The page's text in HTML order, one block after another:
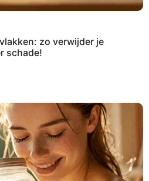
zo verwijder je
schade!